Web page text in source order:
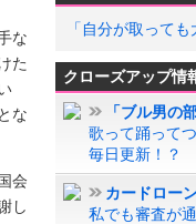
な
た
な
会
し
「自分が取って
クローズアップ情
「ブル男の
歌って踊って
毎日更新！？
カードロー
私でも審査が